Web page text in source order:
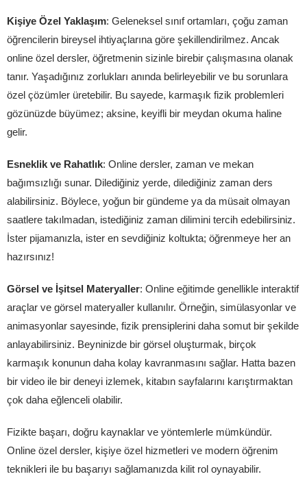
Kişiye Özel Yaklaşım: Geleneksel sınıf ortamları, çoğu zaman
öğrencilerin bireysel ihtiyaçlarına göre şekillendirilmez. Ancak
online özel dersler, öğretmenin sizinle birebir çalışmasına olanak
tanır. Yaşadığınız zorlukları anında belirleyebilir ve bu sorunlara
özel çözümler üretebilir. Bu sayede, karmaşık fizik problemleri
gözünüzde büyümez; aksine, keyifli bir meydan okuma haline
gelir.
Esneklik ve Rahatlık: Online dersler, zaman ve mekan
bağımsızlığı sunar. Dilediğiniz yerde, dilediğiniz zaman ders
alabilirsiniz. Böylece, yoğun bir gündeme ya da müsait olmayan
saatlere takılmadan, istediğiniz zaman dilimini tercih edebilirsiniz.
İster pijamanızla, ister en sevdiğiniz koltukta; öğrenmeye her an
hazırsınız!
Görsel ve İşitsel Materyaller: Online eğitimde genellikle interaktif
araçlar ve görsel materyaller kullanılır. Örneğin, simülasyonlar ve
animasyonlar sayesinde, fizik prensiplerini daha somut bir şekilde
anlayabilirsiniz. Beyninizde bir görsel oluşturmak, birçok
karmaşık konunun daha kolay kavranmasını sağlar. Hatta bazen
bir video ile bir deneyi izlemek, kitabın sayfalarını karıştırmaktan
çok daha eğlenceli olabilir.
Fizikte başarı, doğru kaynaklar ve yöntemlerle mümkündür.
Online özel dersler, kişiye özel hizmetleri ve modern öğrenim
teknikleri ile bu başarıyı sağlamanızda kilit rol oynayabilir.